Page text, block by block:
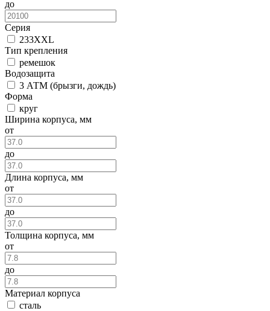
до
Серия
233XXL
Тип крепления
ремешок
Водозащита
3 АТМ (брызги, дождь)
Форма
круг
Ширина корпуса, мм
от
до
Длина корпуса, мм
от
до
Толщина корпуса, мм
от
до
Материал корпуса
сталь